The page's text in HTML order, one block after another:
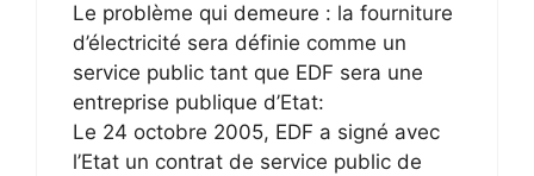
Le problème qui demeure : la fourniture
d’électricité sera définie comme un
service public tant que EDF sera une
entreprise publique d’Etat:
Le 24 octobre 2005, EDF a signé avec
l’Etat un contrat de service public de